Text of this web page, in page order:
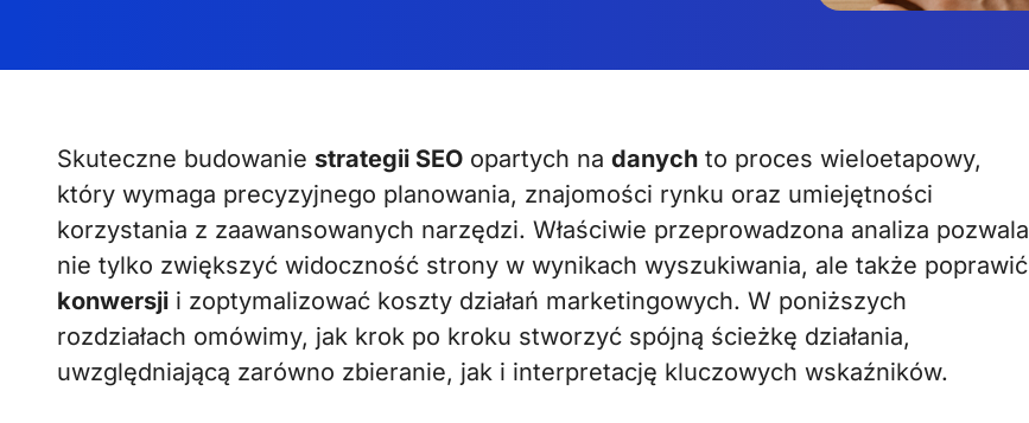
Skuteczne budowanie strategii SEO opartych na danych to proces wieloetapowy,
który wymaga precyzyjnego planowania, znajomości rynku oraz umiejętności
korzystania z zaawansowanych narzędzi. Właściwie przeprowadzona analiza pozwala
nie tylko zwiększyć widoczność strony w wynikach wyszukiwania, ale także poprawić
konwersji i zoptymalizować koszty działań marketingowych. W poniższych
rozdziałach omówimy, jak krok po kroku stworzyć spójną ścieżkę działania,
uwzględniającą zarówno zbieranie, jak i interpretację kluczowych wskaźników.